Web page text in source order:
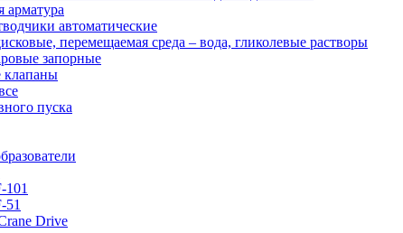
арматура
автоматические
перемещаемая среда – вода, гликолевые растворы
запорные
клапаны
пуска
51
Drive